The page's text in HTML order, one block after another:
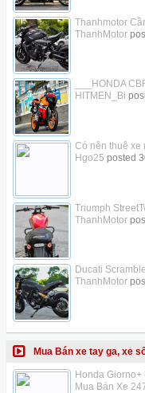
Thanhmotor
ThanhMotor
___HONDA
HITMEN_Bi
Có nên thuê xe
Hgo25 posted
Triumph
ThanhMotor
Ducati
ThanhMotor
Mua Bán xe tay ga, xe
Honda Giorno+
Mua Bán Xe